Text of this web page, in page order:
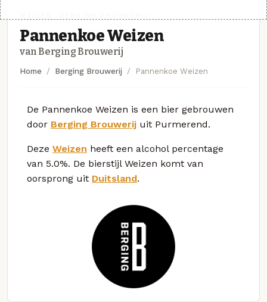
Pannenkoe Weizen
van Berging Brouwerij
Home Berging Brouwerij Pannenkoe Weizen
De Pannenkoe Weizen is een bier gebrouwen
door Berging Brouwerij uit Purmerend.
Deze Weizen heeft een alcohol percentage
van 5.0%. De bierstijl Weizen komt van
oorsprong uit Duitsland.